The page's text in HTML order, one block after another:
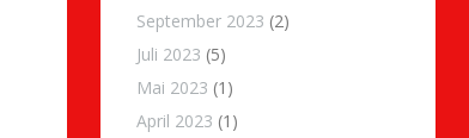
September 2023 (2)
Juli 2023 (5)
Mai 2023 (1)
April 2023 (1)